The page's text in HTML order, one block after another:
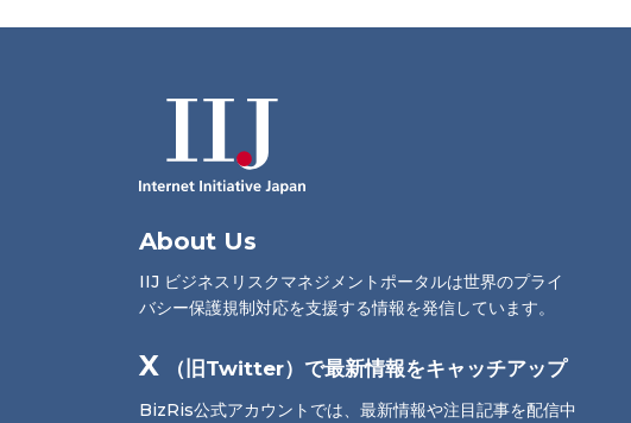
About Us
IIJ ビジネスリスクマネジメントポータルは世界のプライ
バシー保護規制対応を支援する情報を発信しています。
X （旧Twitter）で最新情報をキャッチアップ
BizRis公式アカウントでは、最新情報や注目記事を配信中